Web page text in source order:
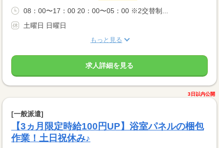
08：00〜17：00 20：00〜05：00 ※2交替制...
土曜日 日曜日
もっと見る
求人詳細を見る
3日以内公開
[一般派遣]
【3ヵ月限定時給100円UP】浴室パネルの梱包
作業！土日祝休み♪